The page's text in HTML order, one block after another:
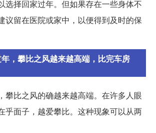
选择回家过年。但如果存在一些身体不
议留在医院或家中，以便得到及时的保
，攀比之风越来越高端，比完车房
攀比之风的确越来越高端。在许多人眼
乎面子，越爱攀比。这种现象可以从两